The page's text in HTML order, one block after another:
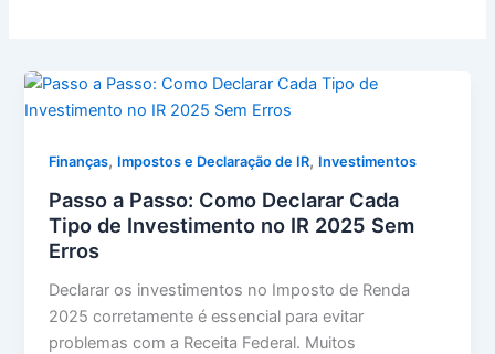
Finanças, Impostos e Declaração de IR, Investimentos
Passo a Passo: Como Declarar Cada
Tipo de Investimento no IR 2025 Sem
Erros
Declarar os investimentos no Imposto de Renda
2025 corretamente é essencial para evitar
problemas com a Receita Federal. Muitos